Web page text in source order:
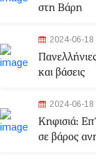
στη Βάρη
2024-06-18
και βάσεις
2024-06-18
Κηφισιά:
σε βάρος